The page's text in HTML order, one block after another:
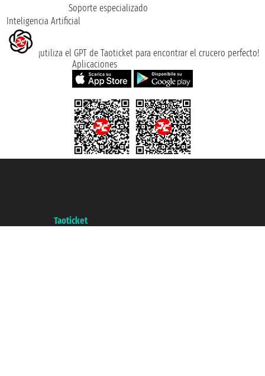
Soporte especializado
Inteligencia Artificial
¡utiliza el GPT de Taoticket para encontrar el crucero perfecto!
Aplicaciones
Taoticket